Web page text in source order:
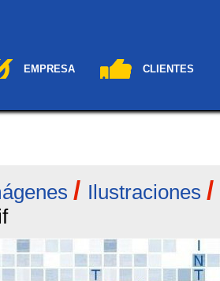
EMPRESA
CLIENTES
/ Ilustraciones /